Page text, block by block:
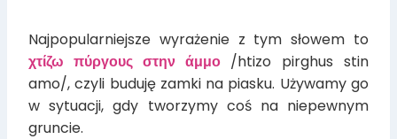
Najpopularniejsze wyrażenie z tym słowem to
χτίζω πύργους στην άμμο/htizo pirghus stin
amo/, czyli buduję zamki na piasku. Używamy go
w sytuacji, gdy tworzymy coś na niepewnym
gruncie.